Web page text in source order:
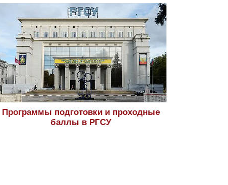
Программы подготовки и проходные
баллы в РГСУ